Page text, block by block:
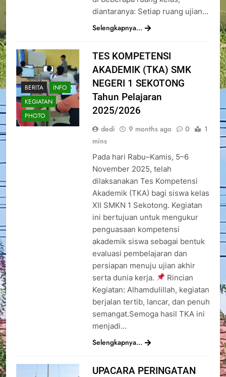
diantaranya: Setiap ruang ujian…
Selengkapnya...
BERITA
INFO
KEGIATAN
PHOTO
TES KOMPETENSI
AKADEMIK (TKA) SMK
NEGERI 1 SEKOTONG
Tahun Pelajaran
2025/2026
dedi 9 months ago 0
1
mins
Pada hari Rabu–Kamis, 5–6
November 2025, telah
dilaksanakan Tes Kompetensi
Akademik (TKA) bagi siswa kelas
XII SMKN 1 Sekotong. Kegiatan
ini bertujuan untuk mengukur
penguasaan kompetensi
akademik siswa sebagai bentuk
evaluasi pembelajaran dan
persiapan menuju ujian akhir
serta dunia kerja.
Rincian
Kegiatan: Alhamdulillah, kegiatan
berjalan tertib, lancar, dan penuh
semangat.Semoga hasil TKA ini
menjadi…
Selengkapnya...
UPACARA PERINGATAN